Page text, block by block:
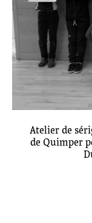
Atelier de
de Quimper